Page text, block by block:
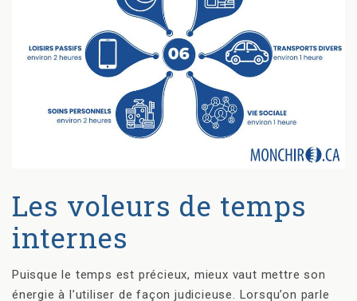
Les voleurs de temps
internes
Puisque le temps est précieux, mieux vaut mettre son
énergie à l’utiliser de façon judicieuse. Lorsqu’on parle